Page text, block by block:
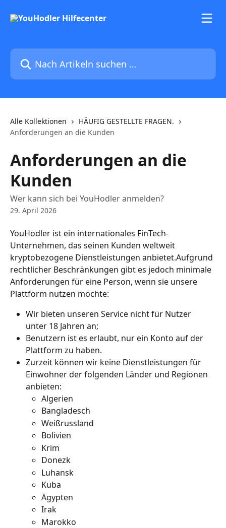
Nach Artikeln suchen …
Alle Kollektionen
HÄUFIG GESTELLTE FRAGEN.
Anforderungen an die Kunden
Anforderungen an die
Kunden
Wer kann sich bei YouHodler anmelden?
29. April 2026
YouHodler ist ein internationales FinTech-
Unternehmen, das seinen Kunden weltweit
kryptobezogene Dienstleistungen anbietet.Aufgrund
rechtlicher Beschränkungen gibt es jedoch minimale
Anforderungen für eine Person, wenn sie unsere
Plattform nutzen möchte:
Wir bieten unseren Service nicht für Nutzer
unter 18 Jahren an;
Benutzern ist es erlaubt, nur ein Konto auf der
Plattform zu haben.
Zurzeit können wir keine Dienstleistungen für
Einwohner der folgenden Länder und Regionen
anbieten:
Algerien
Bangladesch
Weißrussland
Bolivien
Krim
Donezk
Luhansk
Kuba
Ägypten
Irak
Marokko